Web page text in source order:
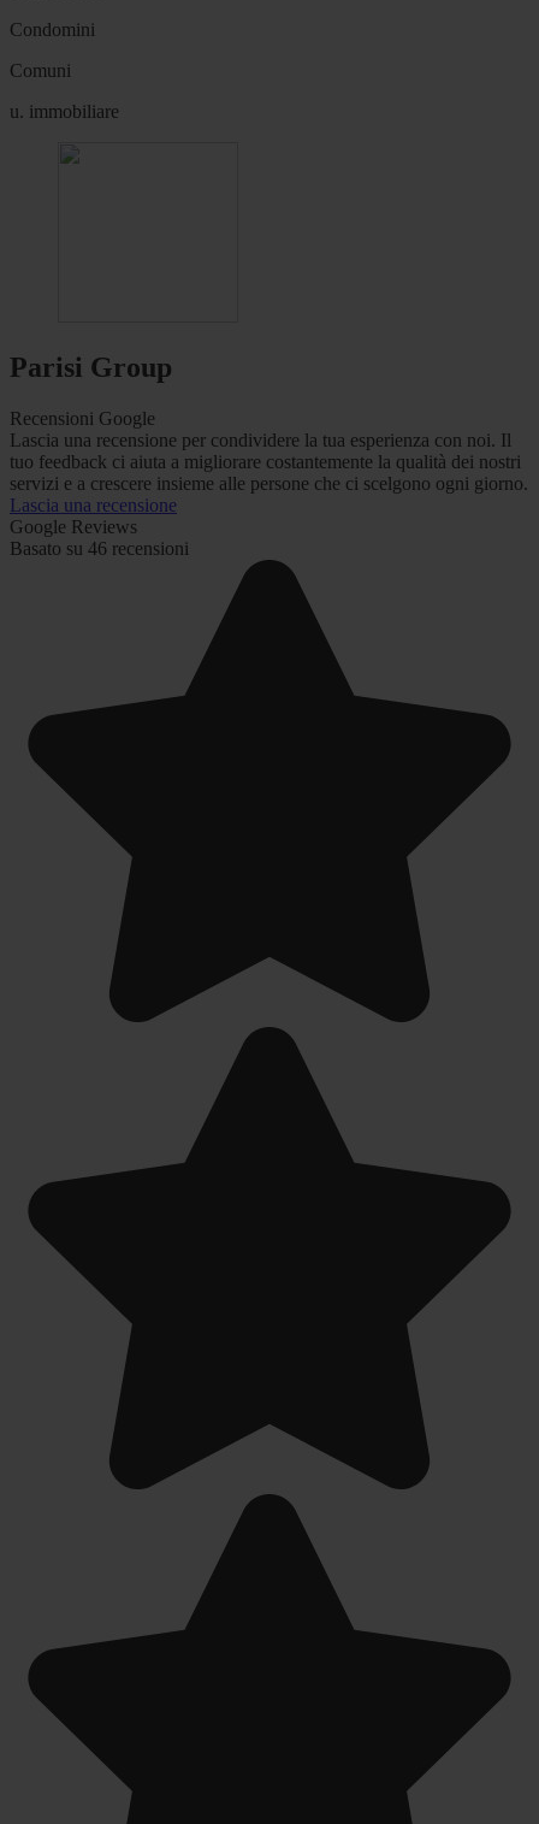
Condomini
Comuni
u. immobiliare
Parisi Group
Recensioni Google
Lascia una recensione per condividere la tua esperienza con noi. Il
tuo feedback ci aiuta a migliorare costantemente la qualità dei nostri
servizi e a crescere insieme alle persone che ci scelgono ogni giorno.
Lascia una recensione
Google Reviews
Basato su 46 recensioni